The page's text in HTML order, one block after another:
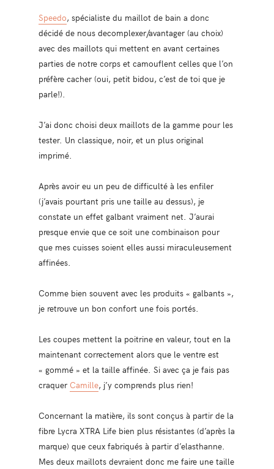
Speedo, spécialiste du maillot de bain a donc
décidé de nous decomplexer/avantager (au choix)
avec des maillots qui mettent en avant certaines
parties de notre corps et camouflent celles que l’on
préfère cacher (oui, petit bidou, c’est de toi que je
parle!).
J’ai donc choisi deux maillots de la gamme pour les
tester. Un classique, noir, et un plus original
imprimé.
Après avoir eu un peu de difficulté à les enfiler
(j’avais pourtant pris une taille au dessus), je
constate un effet galbant vraiment net. J’aurai
presque envie que ce soit une combinaison pour
que mes cuisses soient elles aussi miraculeusement
affinées.
Comme bien souvent avec les produits « galbants »,
je retrouve un bon confort une fois portés.
Les coupes mettent la poitrine en valeur, tout en la
maintenant correctement alors que le ventre est
« gommé » et la taille affinée. Si avec ça je fais pas
craquer Camille, j’y comprends plus rien!
Concernant la matière, ils sont conçus à partir de la
fibre Lycra XTRA Life bien plus résistantes (d’après la
marque) que ceux fabriqués à partir d’elasthanne.
Mes deux maillots devraient donc me faire une taille